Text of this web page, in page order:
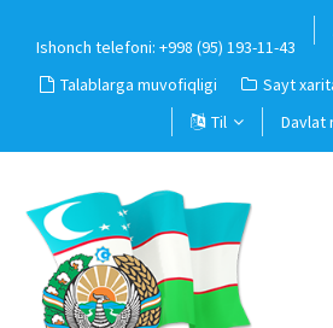
Ishonch telefoni: +998 (95) 193-11-43
Talablarga muvofiqligi Sayt
Til
Davlat